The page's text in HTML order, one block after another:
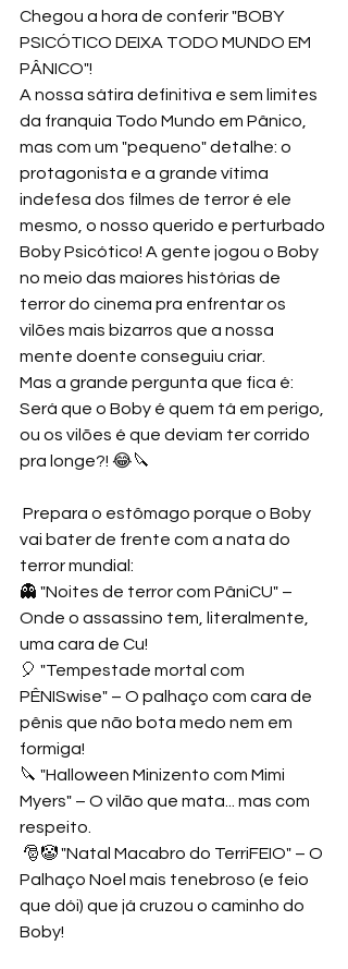
Chegou a hora de conferir "BOBY
PSICÓTICO DEIXA TODO MUNDO EM
PÂNICO"!
A nossa sátira definitiva e sem limites
da franquia Todo Mundo em Pânico,
mas com um "pequeno" detalhe: o
protagonista e a grande vítima
indefesa dos filmes de terror é ele
mesmo, o nosso querido e perturbado
Boby Psicótico! A gente jogou o Boby
no meio das maiores histórias de
terror do cinema pra enfrentar os
vilões mais bizarros que a nossa
mente doente conseguiu criar.
Mas a grande pergunta que fica é:
Será que o Boby é quem tá em perigo,
ou os vilões é que deviam ter corrido
pra longe?! 😂🔪
vai bater de frente com a nata do
terror mundial:
👻 "Noites de terror com PâniCU" –
Onde o assassino tem, literalmente,
uma cara de Cu!
🎈 "Tempestade mortal com
PÊNISwise" – O palhaço com cara de
pênis que não bota medo nem em
formiga!
🔪 "Halloween Minizento com Mimi
Myers" – O vilão que mata... mas com
respeito.
Palhaço Noel mais tenebroso (e feio
que dói) que já cruzou o caminho do
Boby!